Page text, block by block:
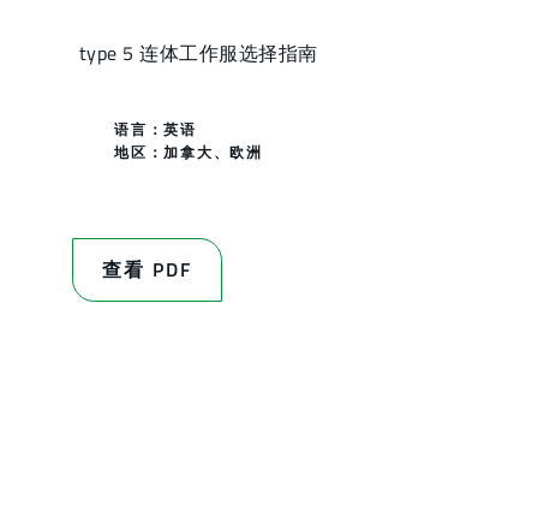
type 5 连体工作服选择指南
语言：英语
地区：加拿大、欧洲
查看 PDF